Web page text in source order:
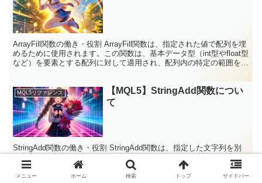
ArrayFill関数の働き・役割 ArrayFill関数は、指定された値で配列を埋
めるために使用されます。この関数は、基本データ型（int型やfloat型
など）を要素とする配列に対して適用され、配列内の特定の範囲を指
MQL5リファレンス
【MQL5】StringAdd関数につい
て
StringAdd関数の働き・役割 StringAdd関数は、指定した文字列を別
の文字列に新しい文字列を追加する場合に役立ちます。 例えば、ロ
グメッセージの作成や、複数の文字列を...
メニュー ホーム 検索 トップ サイドバー